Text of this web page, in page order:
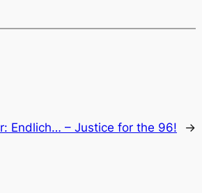
Endlich… – Justice for the 96! →